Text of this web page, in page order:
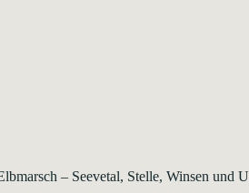
– Seevetal, Stelle, Winsen und